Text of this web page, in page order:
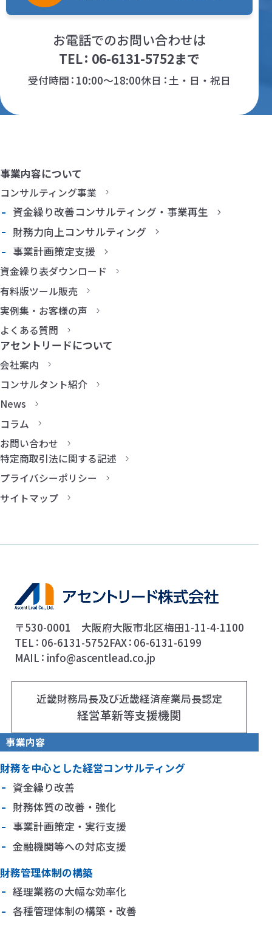
お電話でのお問い合わせは
TEL 06-6131-5752まで
受付時間 10:00～18:00休日 土・日・祝日
事業内容について
コンサルティング事業
資金繰り改善コンサルティング・事業再生
財務力向上コンサルティング
事業計画策定支援
資金繰り表ダウンロード
有料版ツール販売
実例集・お客様の声
よくある質問
アセントリードについて
会社案内
コンサルタント紹介
News
コラム
お問い合わせ
特定商取引法に関する記述
プライバシーポリシー
サイトマップ
〒530-0001 大阪府大阪市北区梅田1-11-4-1100
TEL 06-6131-5752FAX 06-6131-6199
MAIL info@ascentlead.co.jp
近畿財務局長及び近畿経済産業局長認定
経営革新等支援機関
事業内容
財務を中心とした経営コンサルティング
資金繰り改善
財務体質の改善・強化
事業計画策定・実行支援
金融機関等への対応支援
財務管理体制の構築
経理業務の大幅な効率化
各種管理体制の構築・改善